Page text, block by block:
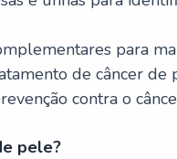
para
de câncer de
contra o
pele?